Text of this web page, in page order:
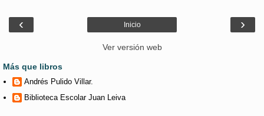
‹ ›
Inicio
Ver versión web
Más que libros
Andrés Pulido Villar.
Biblioteca Escolar Juan Leiva